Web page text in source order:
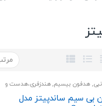
,هدفون بیسیم,هندزفری،هدست و
بی سیم ساندپیتز مدل